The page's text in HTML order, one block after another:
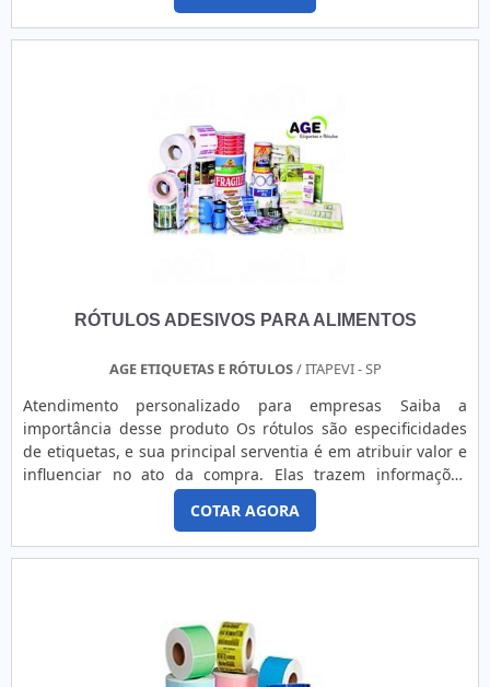
pedidos, emissão de notas fiscais, movimentações no
estoque, como devolução, entradas, saídas, bai....
RÓTULOS ADESIVOS PARA ALIMENTOS
AGE ETIQUETAS E RÓTULOS/ ITAPEVI - SP
Atendimento personalizado para empresas Saiba a
importância desse produto Os rótulos são especificidades
de etiquetas, e sua principal serventia é em atribuir valor e
influenciar no ato da compra. Elas trazem informações
diversas e chamativas, a fim de tornar o produto mais
visível em meio a tantos outros no mercado. Os rótulos
adesivos para alimentos são específicos e sempre trazem
imagens de alimentos frescos, bonitos, que provoquem
COTAR AGORA